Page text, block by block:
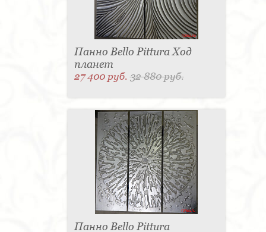
Панно Bello Pittura Ход
планет
27 400 руб.32 880 руб.
Панно Bello Pittura